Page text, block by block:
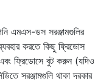
এমএস-ডস সরঞ্জামগুলির
করতে কিছু ফ্রিডোস
ফ্রিডোসে বুট করুন (যদিও
সরঞ্জামগুলি থাকা দরকার